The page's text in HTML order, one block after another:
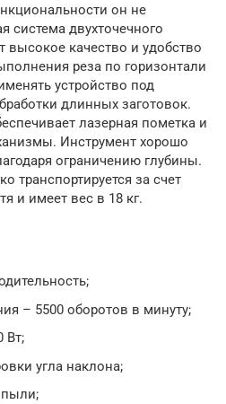
он не
система двухточечного
высокое качество и удобство
реза по горизонтали
устройство под
длинных заготовок.
лазерная пометка и
Инструмент хорошо
ограничению глубины.
транспортируется за счет
и имеет вес в 18 кг.
– 5500 оборотов в минуту;
Вт;
угла наклона;